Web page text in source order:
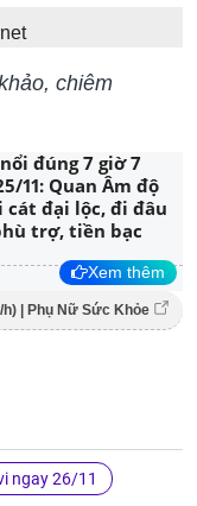
chiêm
đúng 7 giờ 7
11: Quan Âm độ
cát đại lộc, đi đâu
trợ, tiền bạc
Xem thêm
h) | Phụ Nữ Sức Khỏe
ngay 26/11